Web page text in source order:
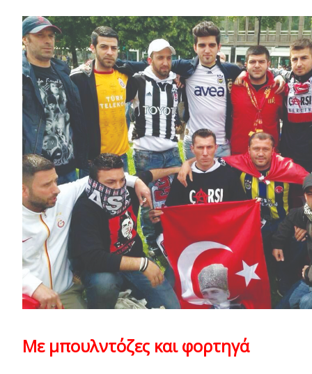
Με μπουλντόζες και φορτηγά